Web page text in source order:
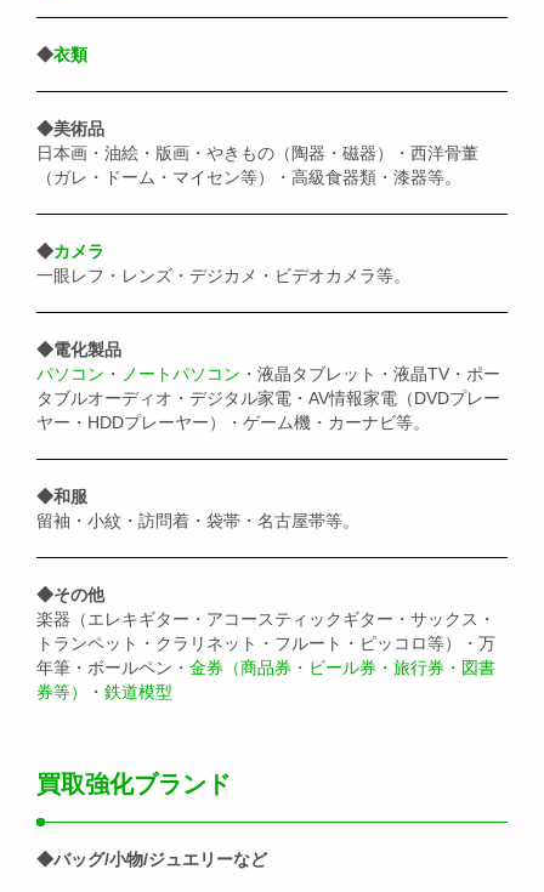
◆衣類
◆美術品
日本画・油絵・版画・やきもの（陶器・磁器）・西洋骨董
（ガレ・ドーム・マイセン等）・高級食器類・漆器等。
◆カメラ
一眼レフ・レンズ・デジカメ・ビデオカメラ等。
◆電化製品
パソコン ・ ノートパソコン ・液晶タブレット・液晶TV・ポー
タブルオーディオ・デジタル家電・AV情報家電（DVDプレー
ヤー・HDDプレーヤー）・ゲーム機・カーナビ等。
◆和服
留袖・小紋・訪問着・袋帯・名古屋帯等。
◆その他
楽器（エレキギター・アコースティックギター・サックス・
トランペット・クラリネット・フルート・ピッコロ等）・万
年筆・ボールペン・ 金券（商品券・ビール券・旅行券・図書
券等）
・ 鉄道模型
買取強化ブランド
◆バッグ/小物/ジュエリーなど